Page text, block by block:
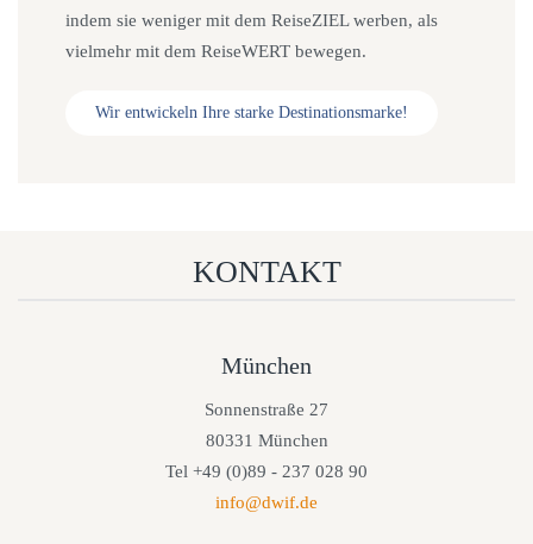
indem sie weniger mit dem ReiseZIEL werben, als
vielmehr mit dem ReiseWERT bewegen.
Wir entwickeln Ihre starke Destinationsmarke!
KONTAKT
München
Sonnenstraße 27
80331 München
Tel +49 (0)89 - 237 028 90
info@dwif.de